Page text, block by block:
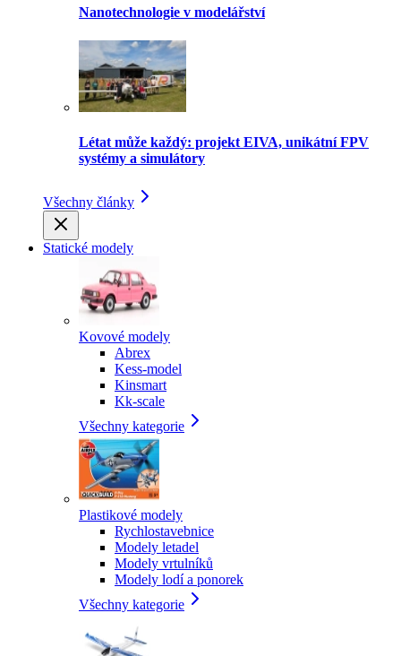
Nanotechnologie v modelářství
Létat může každý: projekt EIVA, unikátní FPV
systémy a simulátory
Všechny články
Statické modely
Kovové modely
Abrex
Kess-model
Kinsmart
Kk-scale
Všechny kategorie
Plastikové modely
Rychlostavebnice
Modely letadel
Modely vrtulníků
Modely lodí a ponorek
Všechny kategorie